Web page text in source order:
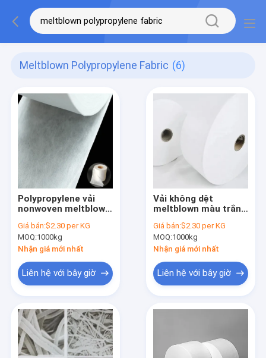
Meltblown Polypropylene Fabric (6)
Polypropylene vải
nonwoven meltblown
phẩm vệ sinh dùng
một lần
Giá bán:$2.30 per KG
MOQ:1000kg
Nhận giá mới nhất
Liên hệ với bây giờ
Vải không dệt
meltblown màu trắng
Hepa Filter Vải áo
phẫu thuật
Giá bán:$2.30 per KG
MOQ:1000kg
Nhận giá mới nhất
Liên hệ với bây giờ